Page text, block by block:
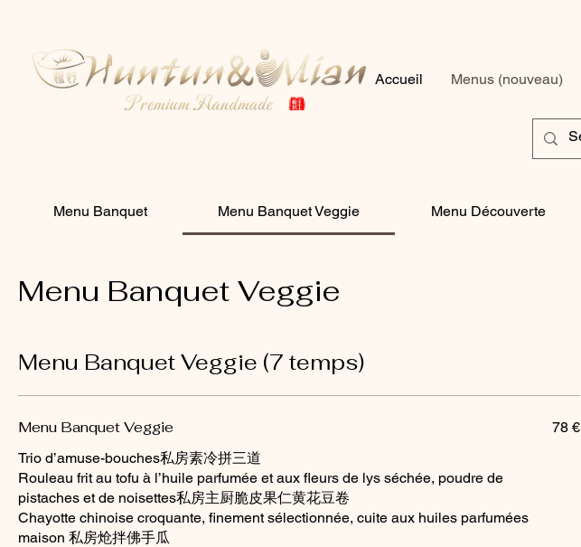
Accueil Menus (nouveau)
Menu Banquet Menu Banquet Veggie Menu Découverte
Menu Banquet Veggie
Menu Banquet Veggie (7 temps)
Menu Banquet Veggie
Trio d’amuse-bouches私房素冷拼三道
Rouleau frit au tofu à l’huile parfumée et aux fleurs de lys séchée, poudre de
pistaches et de noisettes私房主厨脆皮果仁黄花豆卷
Chayotte chinoise croquante, finement sélectionnée, cuite aux huiles parfumées
maison 私房炝拌佛手瓜
78 €